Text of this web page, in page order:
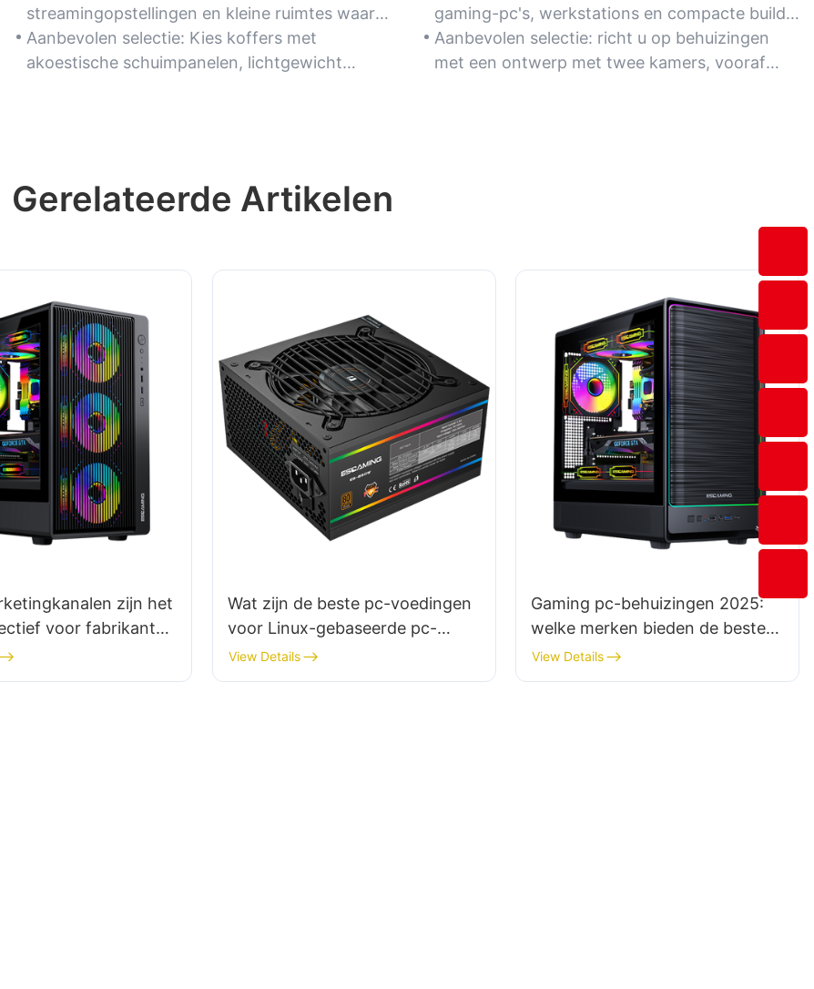
verbeteren. Compacte vormfactoren
verbeteren de draagbaarheid en het gebruik
van de bureauruimte.
streamingopstellingen en kleine ruimtes waar
een stille werking en een strak design
essentieel zijn.
Aanbevolen selectie: Kies koffers met
akoestische schuimpanelen, lichtgewicht
van componenten. Gereedschapsloze
uitbreidingsslots en snel te verwijderen panelen
stroomlijnen hardware-upgrades.
gaming-pc's, werkstations en compacte builds
die betrouwbare koeling en eenvoudig
onderhoud vereisen.
Aanbevolen selectie: richt u op behuizingen
met een ontwerp met twee kamers, vooraf
Gerelateerde Artikelen
zijn het
voor fabrikanten
pc-behuizingen?
Wat zijn de beste pc-voedingen
voor Linux-gebaseerde pc-
systemen?
View Details
Gaming pc-behuizingen 2025:
welke merken bieden de beste
kwaliteit en het beste design?
View Details